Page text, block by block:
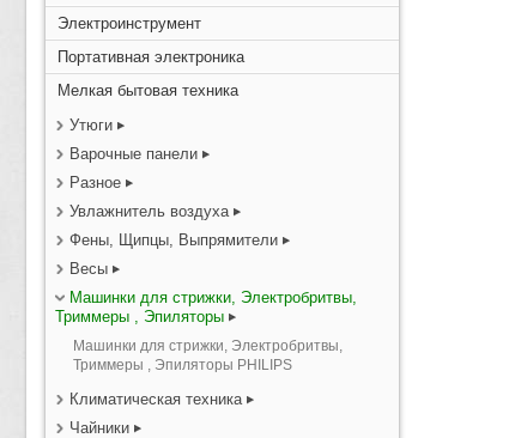
Электроинструмент
Портативная электроника
Мелкая бытовая техника
Утюги
Варочные панели
Разное
Увлажнитель воздуха
Фены, Щипцы, Выпрямители
Весы
Машинки для стрижки, Электробритвы,
Триммеры , Эпиляторы
Машинки для стрижки, Электробритвы,
Триммеры , Эпиляторы PHILIPS
Климатическая техника
Чайники